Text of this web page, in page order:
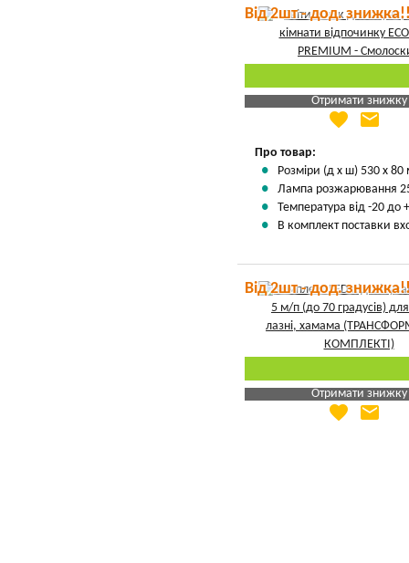
Від 2шт - дод.
Отримати знижку
Яка Ваша ціна
favorite email
Про товар:
Розміри (д х ш) 530 х
Лампа розжарювання
Температура від -20 до
В комплект поставки
Від 2шт - дод.
Отримати знижку
Яка Ваша ціна
favorite email